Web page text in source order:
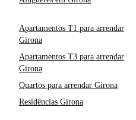
Apartamentos T1 para arrendar
Girona
Apartamentos T3 para arrendar
Girona
Quartos para arrendar Girona
Residências Girona